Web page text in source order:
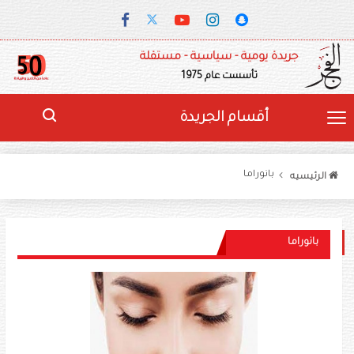
جريدة يومية - سياسية - مستقلة
تأسست عام 1975
أقسام الجريدة
الرئيسيه بانوراما
بانوراما